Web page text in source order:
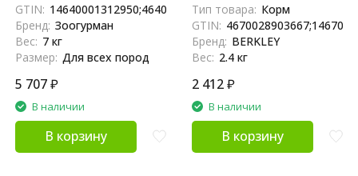
20 шт
GTIN: 14640001312950;4640001312953
Бренд: Зоогурман
Вес: 7 кг
Размер: Для всех пород
5 707₽
В наличии
В корзину
- 400 г x 6 шт
Тип товара: Корм
GTIN:
Бренд: BERKLEY
Вес: 2.4 кг
2 412₽
В наличии
В корзину